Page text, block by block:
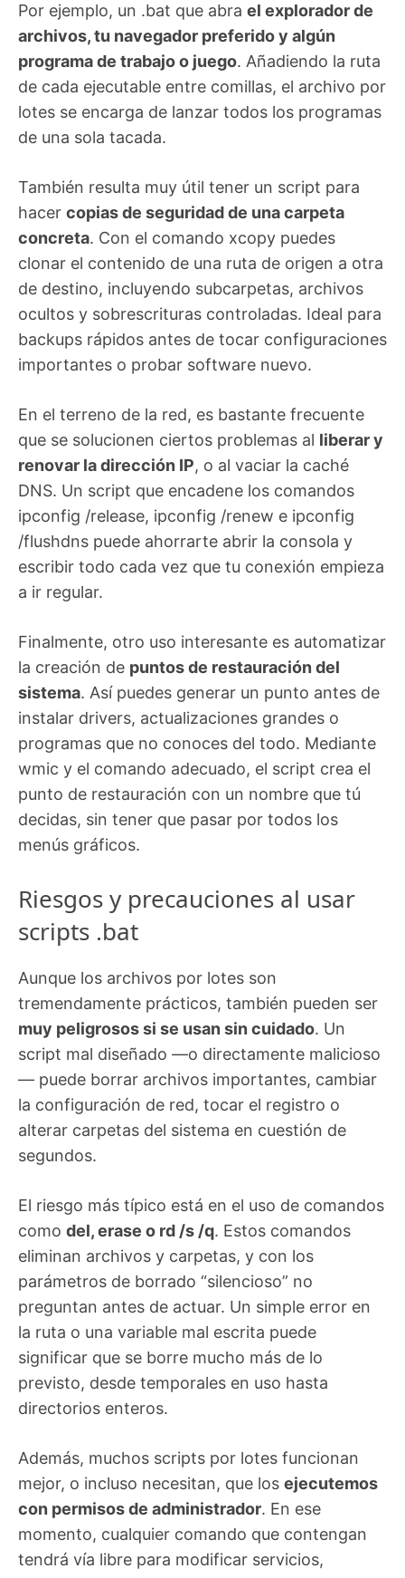
Por ejemplo, un .bat que abra el explorador de
archivos, tu navegador preferido y algún
programa de trabajo o juego. Añadiendo la ruta
de cada ejecutable entre comillas, el archivo por
lotes se encarga de lanzar todos los programas
de una sola tacada.
También resulta muy útil tener un script para
hacer copias de seguridad de una carpeta
concreta. Con el comando xcopy puedes
clonar el contenido de una ruta de origen a otra
de destino, incluyendo subcarpetas, archivos
ocultos y sobrescrituras controladas. Ideal para
backups rápidos antes de tocar configuraciones
importantes o probar software nuevo.
En el terreno de la red, es bastante frecuente
que se solucionen ciertos problemas al liberar y
renovar la dirección IP, o al vaciar la caché
DNS. Un script que encadene los comandos
ipconfig /release, ipconfig /renew e ipconfig
/flushdns puede ahorrarte abrir la consola y
escribir todo cada vez que tu conexión empieza
a ir regular.
Finalmente, otro uso interesante es automatizar
la creación de puntos de restauración del
sistema. Así puedes generar un punto antes de
instalar drivers, actualizaciones grandes o
programas que no conoces del todo. Mediante
wmic y el comando adecuado, el script crea el
punto de restauración con un nombre que tú
decidas, sin tener que pasar por todos los
menús gráficos.
Riesgos y precauciones al usar
scripts .bat
Aunque los archivos por lotes son
tremendamente prácticos, también pueden ser
muy peligrosos si se usan sin cuidado. Un
script mal diseñado —o directamente malicioso
— puede borrar archivos importantes, cambiar
la configuración de red, tocar el registro o
alterar carpetas del sistema en cuestión de
segundos.
El riesgo más típico está en el uso de comandos
como del, erase o rd /s /q. Estos comandos
eliminan archivos y carpetas, y con los
parámetros de borrado “silencioso” no
preguntan antes de actuar. Un simple error en
la ruta o una variable mal escrita puede
significar que se borre mucho más de lo
previsto, desde temporales en uso hasta
directorios enteros.
Además, muchos scripts por lotes funcionan
mejor, o incluso necesitan, que los ejecutemos
con permisos de administrador. En ese
momento, cualquier comando que contengan
tendrá vía libre para modificar servicios,